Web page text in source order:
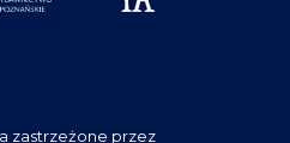
zastrzeżone przez